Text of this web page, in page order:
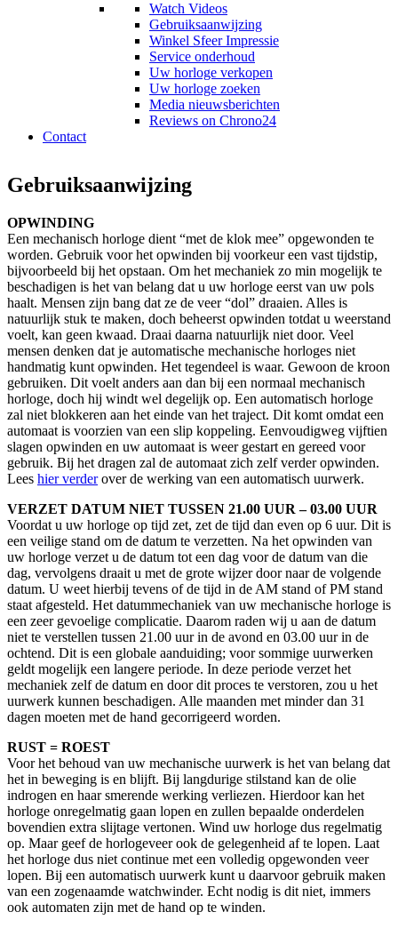
Watch Videos
Gebruiksaanwijzing
Winkel Sfeer Impressie
Service onderhoud
Uw horloge verkopen
Uw horloge zoeken
Media nieuwsberichten
Reviews on Chrono24
Contact
Gebruiksaanwijzing
OPWINDING
Een mechanisch horloge dient “met de klok mee” opgewonden te
worden. Gebruik voor het opwinden bij voorkeur een vast tijdstip,
bijvoorbeeld bij het opstaan. Om het mechaniek zo min mogelijk te
beschadigen is het van belang dat u uw horloge eerst van uw pols
haalt. Mensen zijn bang dat ze de veer “dol” draaien. Alles is
natuurlijk stuk te maken, doch beheerst opwinden totdat u weerstand
voelt, kan geen kwaad. Draai daarna natuurlijk niet door. Veel
mensen denken dat je automatische mechanische horloges niet
handmatig kunt opwinden. Het tegendeel is waar. Gewoon de kroon
gebruiken. Dit voelt anders aan dan bij een normaal mechanisch
horloge, doch hij windt wel degelijk op. Een automatisch horloge
zal niet blokkeren aan het einde van het traject. Dit komt omdat een
automaat is voorzien van een slip koppeling. Eenvoudigweg vijftien
slagen opwinden en uw automaat is weer gestart en gereed voor
gebruik. Bij het dragen zal de automaat zich zelf verder opwinden.
Lees hier verderover de werking van een automatisch uurwerk.
VERZET DATUM NIET TUSSEN 21.00 UUR – 03.00 UUR
Voordat u uw horloge op tijd zet, zet de tijd dan even op 6 uur. Dit is
een veilige stand om de datum te verzetten. Na het opwinden van
uw horloge verzet u de datum tot een dag voor de datum van die
dag, vervolgens draait u met de grote wijzer door naar de volgende
datum. U weet hierbij tevens of de tijd in de AM stand of PM stand
staat afgesteld. Het datummechaniek van uw mechanische horloge is
een zeer gevoelige complicatie. Daarom raden wij u aan de datum
niet te verstellen tussen 21.00 uur in de avond en 03.00 uur in de
ochtend. Dit is een globale aanduiding; voor sommige uurwerken
geldt mogelijk een langere periode. In deze periode verzet het
mechaniek zelf de datum en door dit proces te verstoren, zou u het
uurwerk kunnen beschadigen. Alle maanden met minder dan 31
dagen moeten met de hand gecorrigeerd worden.
RUST = ROEST
Voor het behoud van uw mechanische uurwerk is het van belang dat
het in beweging is en blijft. Bij langdurige stilstand kan de olie
indrogen en haar smerende werking verliezen. Hierdoor kan het
horloge onregelmatig gaan lopen en zullen bepaalde onderdelen
bovendien extra slijtage vertonen. Wind uw horloge dus regelmatig
op. Maar geef de horlogeveer ook de gelegenheid af te lopen. Laat
het horloge dus niet continue met een volledig opgewonden veer
lopen. Bij een automatisch uurwerk kunt u daarvoor gebruik maken
van een zogenaamde watchwinder. Echt nodig is dit niet, immers
ook automaten zijn met de hand op te winden.